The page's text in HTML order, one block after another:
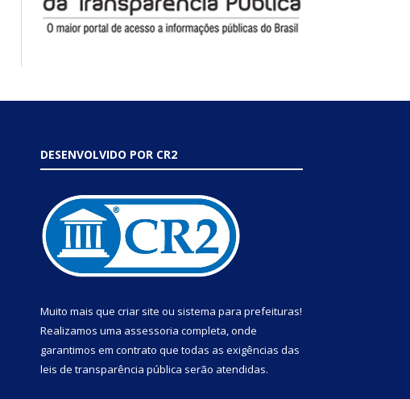
DESENVOLVIDO POR CR2
Muito mais que criar site ou sistema para prefeituras!
Realizamos uma assessoria completa, onde
garantimos em contrato que todas as exigências das
leis de transparência pública serão atendidas.